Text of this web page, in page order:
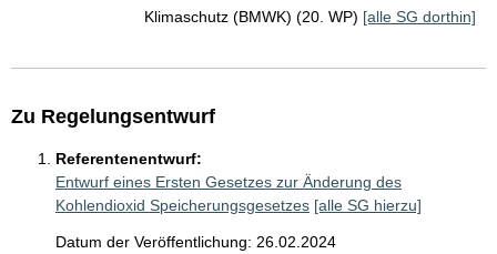
Klimaschutz (BMWK) (20. WP) [alle SG dorthin]
Zu Regelungsentwurf
Referentenentwurf:
Entwurf eines Ersten Gesetzes zur Änderung des
Kohlendioxid Speicherungsgesetzes [alle SG hierzu]
Datum der Veröffentlichung: 26.02.2024